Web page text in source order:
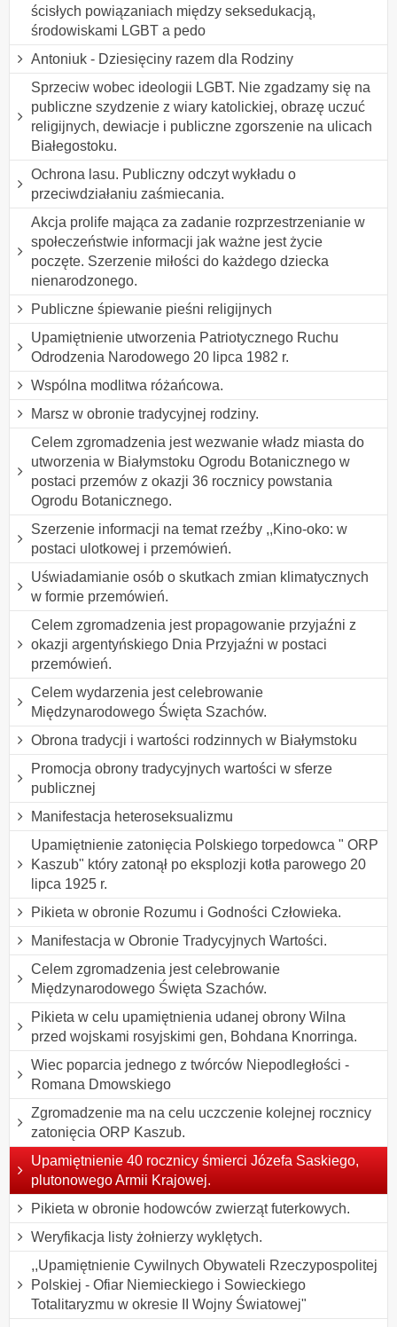
ścisłych powiązaniach między seksedukacją,
środowiskami LGBT a pedo
Antoniuk - Dziesięciny razem dla Rodziny
Sprzeciw wobec ideologii LGBT. Nie zgadzamy się na
publiczne szydzenie z wiary katolickiej, obrazę uczuć
religijnych, dewiacje i publiczne zgorszenie na ulicach
Białegostoku.
Ochrona lasu. Publiczny odczyt wykładu o
przeciwdziałaniu zaśmiecania.
Akcja prolife mająca za zadanie rozprzestrzenianie w
społeczeństwie informacji jak ważne jest życie
poczęte. Szerzenie miłości do każdego dziecka
nienarodzonego.
Publiczne śpiewanie pieśni religijnych
Upamiętnienie utworzenia Patriotycznego Ruchu
Odrodzenia Narodowego 20 lipca 1982 r.
Wspólna modlitwa różańcowa.
Marsz w obronie tradycyjnej rodziny.
Celem zgromadzenia jest wezwanie władz miasta do
utworzenia w Białymstoku Ogrodu Botanicznego w
postaci przemów z okazji 36 rocznicy powstania
Ogrodu Botanicznego.
Szerzenie informacji na temat rzeźby ,,Kino-oko: w
postaci ulotkowej i przemówień.
Uświadamianie osób o skutkach zmian klimatycznych
w formie przemówień.
Celem zgromadzenia jest propagowanie przyjaźni z
okazji argentyńskiego Dnia Przyjaźni w postaci
przemówień.
Celem wydarzenia jest celebrowanie
Międzynarodowego Święta Szachów.
Obrona tradycji i wartości rodzinnych w Białymstoku
Promocja obrony tradycyjnych wartości w sferze
publicznej
Manifestacja heteroseksualizmu
Upamiętnienie zatonięcia Polskiego torpedowca " ORP
Kaszub" który zatonął po eksplozji kotła parowego 20
lipca 1925 r.
Pikieta w obronie Rozumu i Godności Człowieka.
Manifestacja w Obronie Tradycyjnych Wartości.
Celem zgromadzenia jest celebrowanie
Międzynarodowego Święta Szachów.
Pikieta w celu upamiętnienia udanej obrony Wilna
przed wojskami rosyjskimi gen, Bohdana Knorringa.
Wiec poparcia jednego z twórców Niepodległości -
Romana Dmowskiego
Zgromadzenie ma na celu uczczenie kolejnej rocznicy
zatonięcia ORP Kaszub.
Upamiętnienie 40 rocznicy śmierci Józefa Saskiego,
plutonowego Armii Krajowej.
Pikieta w obronie hodowców zwierząt futerkowych.
Weryfikacja listy żołnierzy wyklętych.
,,Upamiętnienie Cywilnych Obywateli Rzeczypospolitej
Polskiej - Ofiar Niemieckiego i Sowieckiego
Totalitaryzmu w okresie II Wojny Światowej"